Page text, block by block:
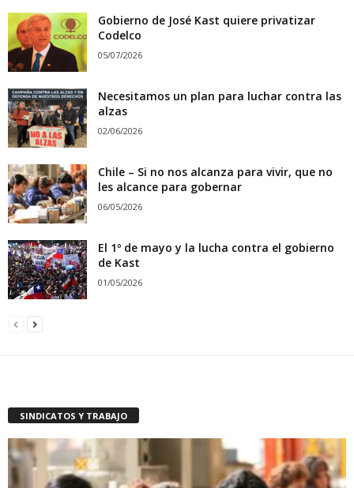
Gobierno de José Kast quiere privatizar
Codelco
05/07/2026
Necesitamos un plan para luchar contra las
alzas
02/06/2026
Chile – Si no nos alcanza para vivir, que no
les alcance para gobernar
06/05/2026
El 1º de mayo y la lucha contra el gobierno
de Kast
01/05/2026
SINDICATOS Y TRABAJO